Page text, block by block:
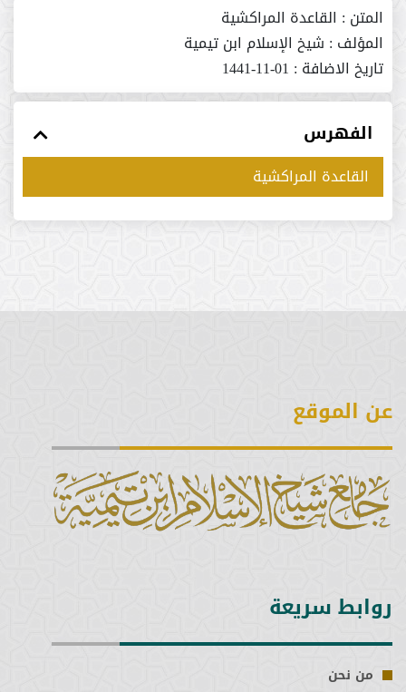
المتن : القاعدة المراكشية
المؤلف : شيخ الإسلام ابن تيمية
تاريخ الاضافة : 01-11-1441
الفهرس
القاعدة المراكشية
عن الموقع
روابط سريعة
من نحن